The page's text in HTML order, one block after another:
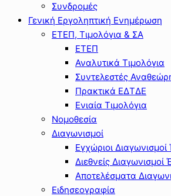
Συνδρομές
Γενική Εργοληπτική Ενημέρωση
ΕΤΕΠ, Τιμολόγια & ΣΑ
ΕΤΕΠ
Αναλυτικά Τιμολόγια
Συντελεστές
Πρακτικά ΕΔΤΔΕ
Ενιαία Τιμολόγια
Νομοθεσία
Διαγωνισμοί
Εγχώριοι
Διεθνείς Διαγωνισμοί
Αποτελέσματα
Ειδησεογραφία